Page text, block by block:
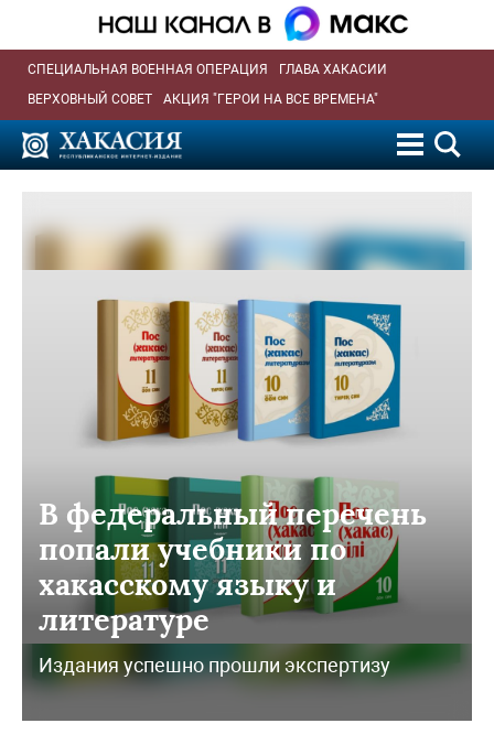
СПЕЦИАЛЬНАЯ ВОЕННАЯ ОПЕРАЦИЯ
ГЛАВА ХАКАСИИ
ВЕРХОВНЫЙ СОВЕТ
АКЦИЯ "ГЕРОИ НА ВСЕ ВРЕМЕНА"
В федеральный перечень
попали учебники по
хакасскому языку и
литературе
Издания успешно прошли экспертизу